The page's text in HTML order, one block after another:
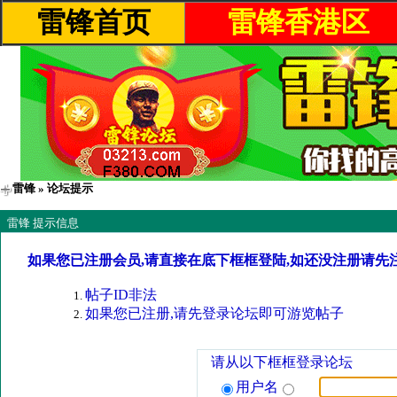
雷锋首页 雷锋香港区
雷锋 » 论坛提示
雷锋 提示信息
如果您已注册会员,请直接在底下框框登陆,如还没注册请先
帖子ID非法
如果您已注册,请先登录论坛即可游览帖子
请从以下框框登录论坛
用户名